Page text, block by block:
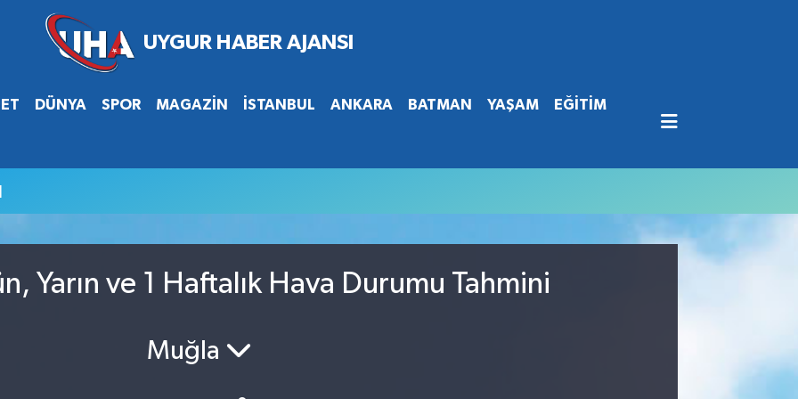
DÜNYA SPOR MAGAZİN İSTANBUL ANKARA BATMAN YAŞAM EĞİTİM
Yarın ve 1 Haftalık Hava Durumu Tahmini
Muğla